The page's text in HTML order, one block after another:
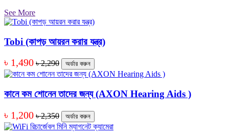
See More
Tobi (কাপড় আয়রন করার যন্ত্র)
৳ 1,490 ৳ 2,290 অর্ডার করুন
কানে কম শোনেন তাদের জন্য (AXON Hearing Aids )
৳ 1,200 ৳ 2,350 অর্ডার করুন